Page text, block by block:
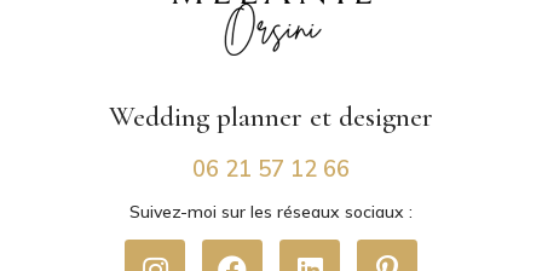
Wedding planner et designer
06 21 57 12 66
Suivez-moi sur les réseaux sociaux :